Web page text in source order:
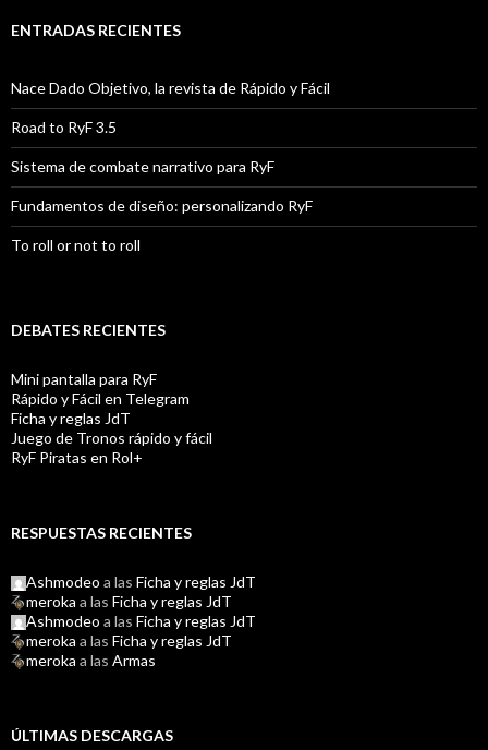
ENTRADAS RECIENTES
Nace Dado Objetivo, la revista de Rápido y Fácil
Road to RyF 3.5
Sistema de combate narrativo para RyF
Fundamentos de diseño: personalizando RyF
To roll or not to roll
DEBATES RECIENTES
Mini pantalla para RyF
Rápido y Fácil en Telegram
Ficha y reglas JdT
Juego de Tronos rápido y fácil
RyF Piratas en Rol+
RESPUESTAS RECIENTES
Ashmodeo a las Ficha y reglas JdT
meroka a las Ficha y reglas JdT
Ashmodeo a las Ficha y reglas JdT
meroka a las Ficha y reglas JdT
meroka a las Armas
ÚLTIMAS DESCARGAS